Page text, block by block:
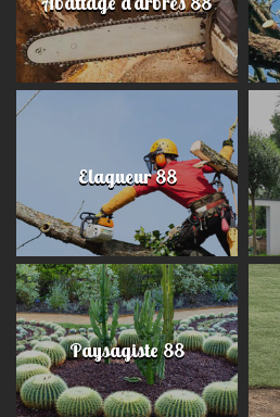
Elagueur 88
Paysagiste 88